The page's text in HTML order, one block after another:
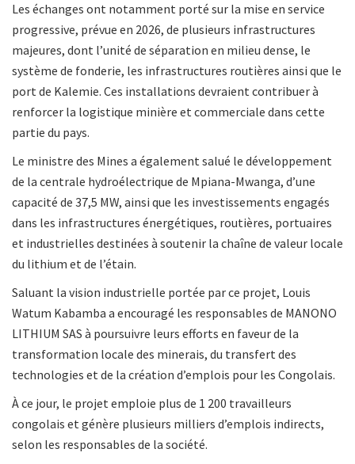
Les échanges ont notamment porté sur la mise en service
progressive, prévue en 2026, de plusieurs infrastructures
majeures, dont l’unité de séparation en milieu dense, le
système de fonderie, les infrastructures routières ainsi que le
port de Kalemie. Ces installations devraient contribuer à
renforcer la logistique minière et commerciale dans cette
partie du pays.
Le ministre des Mines a également salué le développement
de la centrale hydroélectrique de Mpiana-Mwanga, d’une
capacité de 37,5 MW, ainsi que les investissements engagés
dans les infrastructures énergétiques, routières, portuaires
et industrielles destinées à soutenir la chaîne de valeur locale
du lithium et de l’étain.
Saluant la vision industrielle portée par ce projet, Louis
Watum Kabamba a encouragé les responsables de MANONO
LITHIUM SAS à poursuivre leurs efforts en faveur de la
transformation locale des minerais, du transfert des
technologies et de la création d’emplois pour les Congolais.
À ce jour, le projet emploie plus de 1 200 travailleurs
congolais et génère plusieurs milliers d’emplois indirects,
selon les responsables de la société.